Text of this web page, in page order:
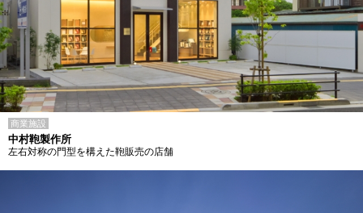
商業施設
中村鞄製作所
左右対称の門型を構えた鞄販売の店舗